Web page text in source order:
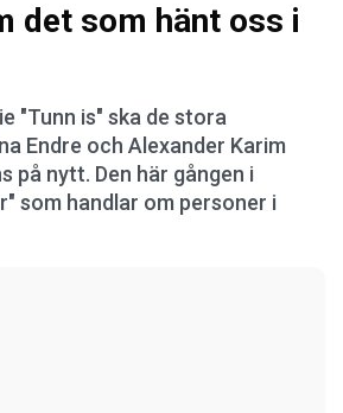
det som hänt oss i
"Tunn is" ska de stora
Endre och Alexander Karim
på nytt. Den här gången i
som handlar om personer i